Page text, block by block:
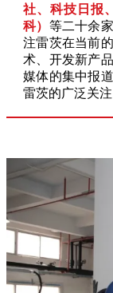
社、科技日报
科） 等二十余
注雷茨在当前
术、开发新产
媒体的集中报
雷茨的广泛关注